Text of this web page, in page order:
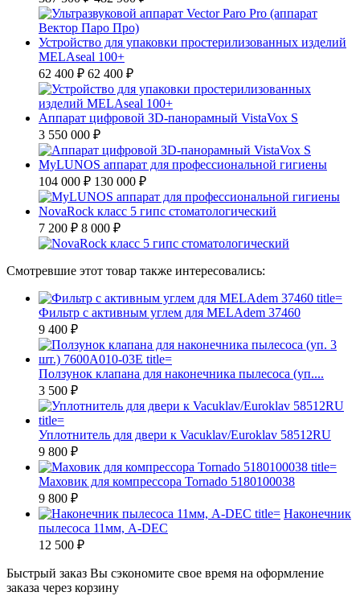
Устройство для упаковки простерилизованных изделий
MELAseal 100+
62 400 ₽ 62 400 ₽
Аппарат цифровой ЗD-панорамный VistaVox S
3 550 000 ₽
MyLUNOS аппарат для профессиональной гигиены
104 000 ₽ 130 000 ₽
NovaRock класс 5 гипс стоматологический
7 200 ₽ 8 000 ₽
Смотревшие этот товар также интересовались:
Фильтр с активным углем для MELAdem 37460
9 400 ₽
Ползунок клапана для наконечника пылесоса (уп....
3 500 ₽
Уплотнитель для двери к Vacuklav/Euroklav 58512RU
9 800 ₽
Маховик для компрессора Tornado 5180100038
9 800 ₽
Наконечник
пылесоса 11мм, A-DEC
12 500 ₽
Быстрый заказ Вы сэкономите свое время на оформление
заказа через корзину